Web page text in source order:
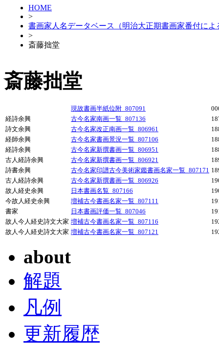
HOME
>
書画家人名データベース（明治大正期書画家番付によ
>
斎藤拙堂
斎藤拙堂
現故書画半紙位附_807091
経詩余興
古今名家南画一覧_807136
詩文余興
古今名家改正南画一覧_806961
経師余興
古今名家書画景況一覧_807106
経詩余興
古今名家新撰書画一覧_806951
古人経詩余興
古今名家新撰書画一覧_806921
詩書余興
古今名家印譜古今美術家鑑書画名家一覧_807171
古人経詩余興
古今名家新撰書画一覧_806926
故人経史余興
日本書画名覧_807166
今故人経史余興
増補古今書画名家一覧_807111
書家
日本書画評価一覧_807046
故人今人経史詩文大家 増補古今書画名家一覧_807116
故人今人経史詩文大家 増補古今書画名家一覧_807121
about
解題
凡例
更新履歴